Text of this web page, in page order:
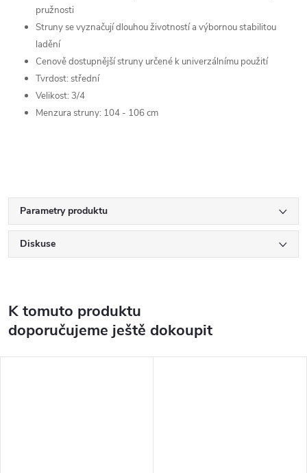
pružnosti
Struny se vyznačují dlouhou životností a výbornou stabilitou
ladění
Cenově dostupnější struny určené k univerzálnímu použití
Tvrdost: střední
Velikost: 3/4
Menzura struny: 104 - 106 cm
Parametry produktu
Diskuse
K tomuto produktu
doporučujeme ještě dokoupit